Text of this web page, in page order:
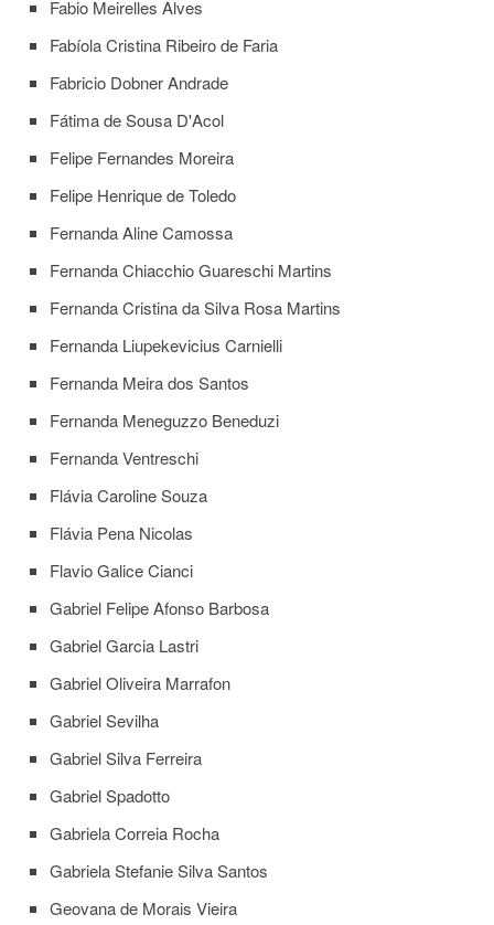
Eventos
de
estudantil
Você
está
Conheça
nossas
Formulários
Contato
INTERNACIONALIZAÇÃO
Quem
na
no
Concursos
Docentes
Fabio Meirelles Alves
Fabíola Cristina Ribeiro de Faria
Fabricio Dobner Andrade
Fátima de Sousa D'Acol
Felipe Fernandes Moreira
Felipe Henrique de Toledo
Fernanda Aline Camossa
Fernanda Chiacchio Guareschi Martins
Fernanda Cristina da Silva Rosa Martins
Fernanda Liupekevicius Carnielli
Fernanda Meira dos Santos
Fernanda Meneguzzo Beneduzi
Fernanda Ventreschi
Flávia Caroline Souza
Flávia Pena Nicolas
Flavio Galice Cianci
Gabriel Felipe Afonso Barbosa
Gabriel Garcia Lastri
Gabriel Oliveira Marrafon
Gabriel Sevilha
Gabriel Silva Ferreira
Gabriel Spadotto
Gabriela Correia Rocha
Gabriela Stefanie Silva Santos
Geovana de Morais Vieira